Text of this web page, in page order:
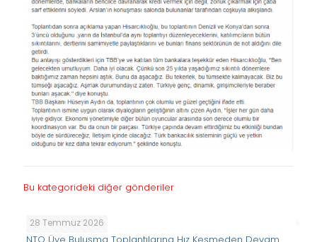
Bu kategorideki diğer gönderiler
28 Temmuz 2026
NTO Üye Buluşma Toplantılarına Hız Kesmeden Devam